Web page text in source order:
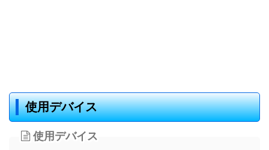
使用デバイス
使用デバイス